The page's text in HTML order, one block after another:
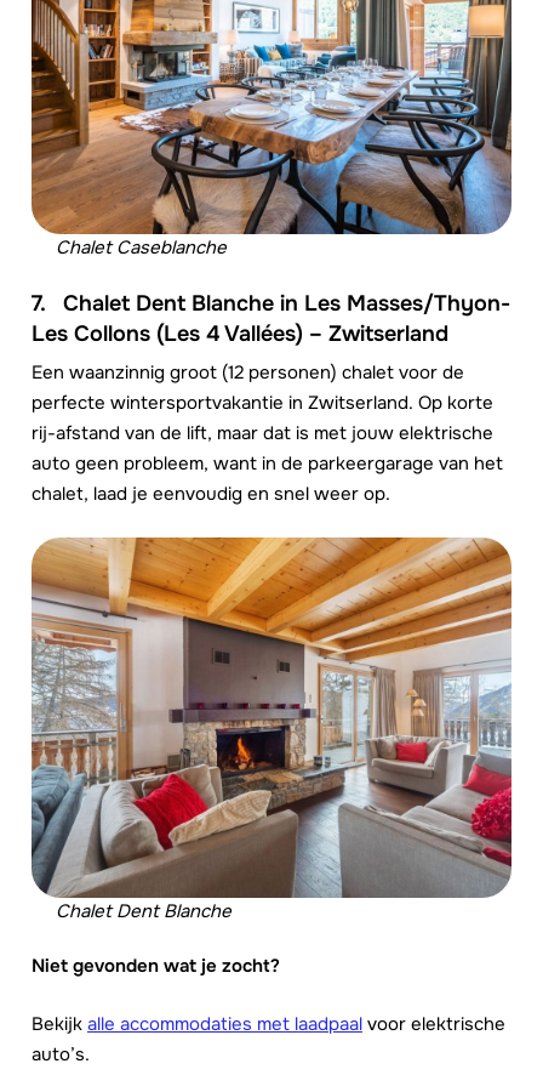
Chalet Caseblanche
7.
Chalet Dent Blanche in Les Masses/Thyon-
Les Collons (Les 4 Vallées) – Zwitserland
Een waanzinnig groot (12 personen) chalet voor de
perfecte wintersportvakantie in Zwitserland. Op korte
rij-afstand van de lift, maar dat is met jouw elektrische
auto geen probleem, want in de parkeergarage van het
chalet, laad je eenvoudig en snel weer op.
Chalet Dent Blanche
Niet gevonden wat je zocht?
Bekijk alle accommodaties met laadpaal voor elektrische
auto’s.